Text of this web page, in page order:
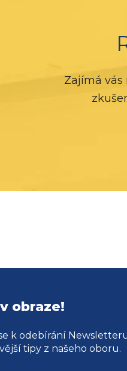
Zajímá vás
obraze!
k odebírání
tipy z našeho oboru.